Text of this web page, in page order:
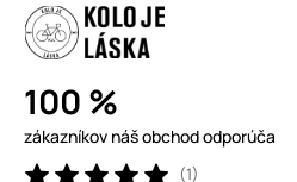
100 %
zákazníkov náš obchod odporúča
(1)